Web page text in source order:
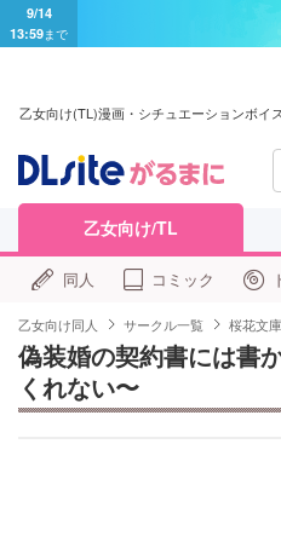
9/14
13:59まで
乙女向け(TL)漫画・シチュエーションボイ
乙女向け/TL
同人 コミック
乙女向け同人 サークル一覧 桜花文庫
偽装婚の契約書には書
くれない〜